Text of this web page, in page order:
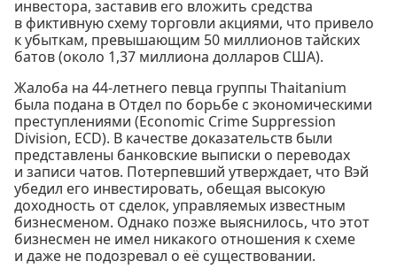
инвестора, заставив его вложить средства
в фиктивную схему торговли акциями, что привело
к убыткам, превышающим 50 миллионов тайских
батов (около 1,37 миллиона долларов США).
Жалоба на 44-летнего певца группы Thaitanium
была подана в Отдел по борьбе с экономическими
преступлениями (Economic Crime Suppression
Division, ECD). В качестве доказательств были
представлены банковские выписки о переводах
и записи чатов. Потерпевший утверждает, что Вэй
убедил его инвестировать, обещая высокую
доходность от сделок, управляемых известным
бизнесменом. Однако позже выяснилось, что этот
бизнесмен не имел никакого отношения к схеме
и даже не подозревал о её существовании.